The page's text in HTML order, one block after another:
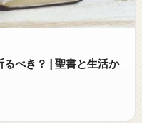
べき？ | 聖書と生活か